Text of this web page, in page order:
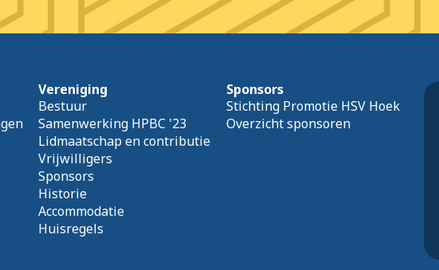
Vereniging
Bestuur
Samenwerking HPBC '23
Lidmaatschap en contributie
Vrijwilligers
Sponsors
Historie
Accommodatie
Huisregels
Sponsors
Stichting Promotie HSV Hoek
Overzicht sponsoren